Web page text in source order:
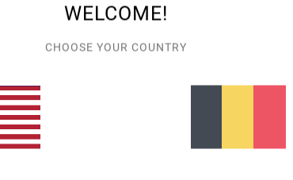
WELCOME!
CHOOSE YOUR COUNTRY